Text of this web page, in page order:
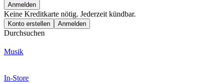
Anmelden
Keine Kreditkarte nötig. Jederzeit kündbar.
Konto erstellen Anmelden
Durchsuchen
Musik
In-Store